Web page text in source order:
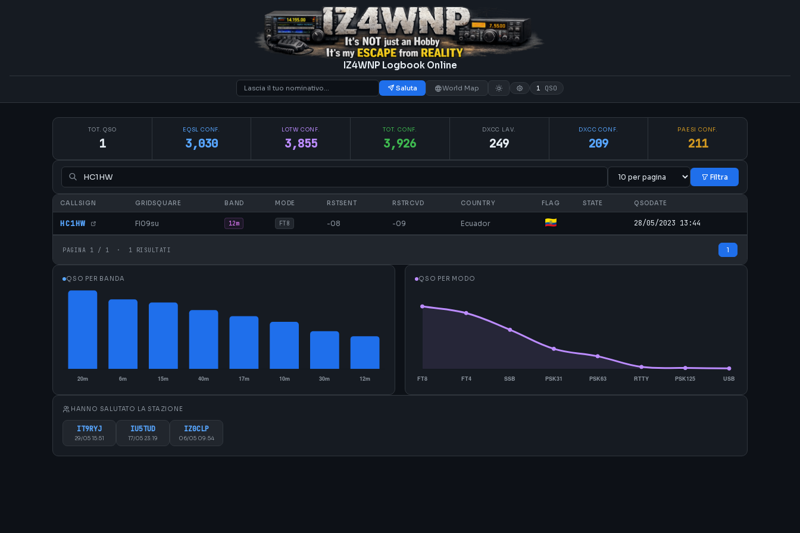
IZ4WNP Logbook Online
Saluta World Map 1 QSO
TOT. QSO
1
EQSL CONF.
3,030
LOTW CONF.
3,855
TOT. CONF.
3,926
DXCC LAV.
249
DXCC CONF.
209
PAESI CONF.
211
Filtra
CALLSIGN GRIDSQUARE BAND MODE RSTSENT RSTRCVD COUNTRY FLAG STATE QSODATE
HC1HW FI09su 12m FT8 -08 -09 Ecuador 28/05/2023 13:44
PAGINA 1 / 1 · 1 RISULTATI 1
QSO PER BANDA QSO PER MODO
HANNO SALUTATO LA STAZIONE
IT9RYJ
29/05 15:51
IU5TUD
17/05 23:19
IZ0CLP
06/05 09:54